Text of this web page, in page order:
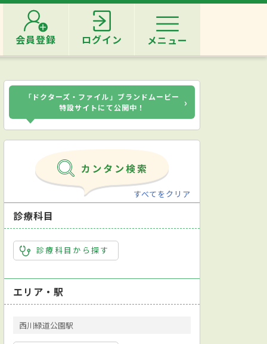
会員登録 ログイン メニュー
「ドクターズ・ファイル」ブランドムービー
特設サイトにて公開中！
›
すべてをクリア
診療科目
診療科目から探す
エリア・駅
西川緑道公園駅